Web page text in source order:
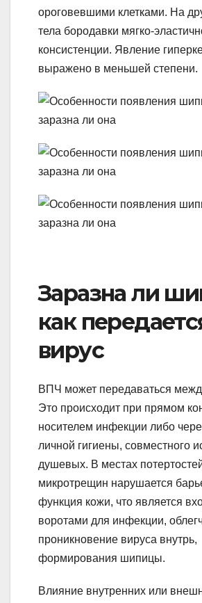
ороговевшими клетками. На
тела бородавки мягко-
консистенции. Явление
выражено в меньшей степени.
Заразна ли
как
вирус
ВПЧ может передаваться
Это происходит при прямом
носителем инфекции либо
личной гигиены, совместного
душевых. В местах
микротрещин нарушается
функция кожи, что является
воротами для инфекции,
проникновение вируса внутрь,
формирования шипицы.
Влияние внутренних или